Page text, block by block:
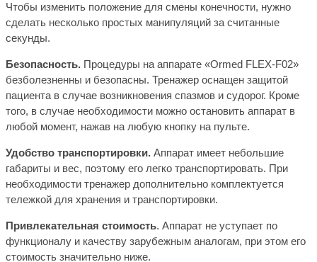
Чтобы изменить положение для смены конечности, нужно
сделать несколько простых манипуляций за считанные
секунды.
Безопасность. Процедуры на аппарате «Ormed FLEX-F02»
безболезненны и безопасны. Тренажер оснащен защитой
пациента в случае возникновения спазмов и судорог. Кроме
того, в случае необходимости можно остановить аппарат в
любой момент, нажав на любую кнопку на пульте.
Удобство транспортировки. Аппарат имеет небольшие
габариты и вес, поэтому его легко транспортировать. При
необходимости тренажер дополнительно комплектуется
тележкой для хранения и транспортировки.
Привлекательная стоимость. Аппарат не уступает по
функционалу и качеству зарубежным аналогам, при этом его
стоимость значительно ниже.